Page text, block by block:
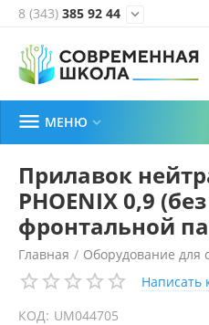
8 (343) 385 92 44 
 МЕНЮ 
Прилавок
PHOENIX 0,9
фронтальной
Главная / Оборудование для
Написать
КОД: UM044705